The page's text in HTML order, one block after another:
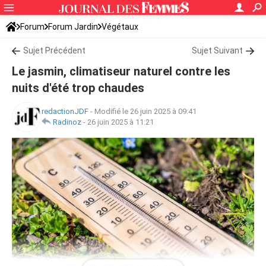
Forum Forum Jardin Végétaux
Sujet Précédent Sujet Suivant
Le jasmin, climatiseur naturel contre les
nuits d'été trop chaudes
redactionJDF - Modifié le 26 juin 2025 à 09:41
Radinoz - 26 juin 2025 à 11:21